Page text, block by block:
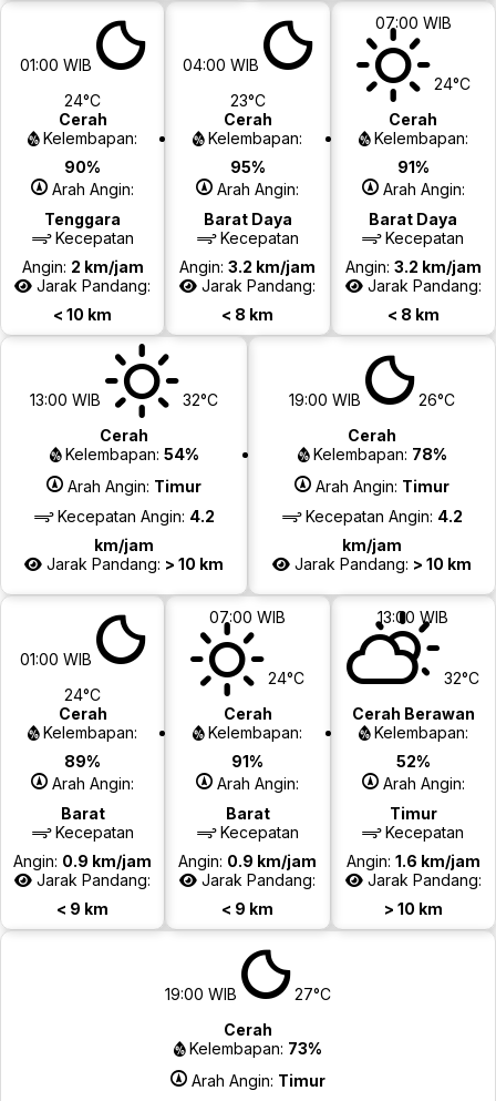
01:00 WIB
24°C
Cerah
Kelembapan:
90%
Arah Angin:
Tenggara
Kecepatan
Angin: 2 km/jam
Jarak Pandang:
< 10 km
04:00 WIB
23°C
Cerah
Kelembapan:
95%
Arah Angin:
Barat Daya
Kecepatan
Angin:3.2 km/jam
Jarak Pandang:
< 8 km
07:00 WIB
24°C
Cerah
Kelembapan:
91%
Arah Angin:
Barat Daya
Kecepatan
Angin: 3.2 km/jam
Jarak Pandang:
< 8 km
13:00 WIB
32°C
Cerah
Kelembapan: 54%
Arah Angin: Timur
Kecepatan Angin: 4.2
km/jam
Jarak Pandang: > 10 km
19:00 WIB
26°C
Cerah
Kelembapan: 78%
Arah Angin: Timur
Kecepatan Angin: 4.2
km/jam
Jarak Pandang: > 10 km
01:00 WIB
24°C
Cerah
Kelembapan:
89%
Arah Angin:
Barat
Kecepatan
Angin: 0.9 km/jam
Jarak Pandang:
< 9 km
07:00 WIB
24°C
Cerah
Kelembapan:
91%
Arah Angin:
Barat
Kecepatan
Angin: 0.9 km/jam
Jarak Pandang:
< 9 km
13:00 WIB
32°C
Cerah Berawan
Kelembapan:
52%
Arah Angin:
Timur
Kecepatan
Angin: 1.6 km/jam
Jarak Pandang:
> 10 km
19:00 WIB
27°C
Cerah
Kelembapan: 73%
Arah Angin: Timur